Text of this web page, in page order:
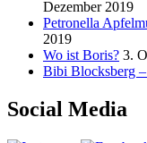
Dezember 2019
Petronella
2019
Wo ist Boris? 3.
Bibi Blocksberg
Social Media